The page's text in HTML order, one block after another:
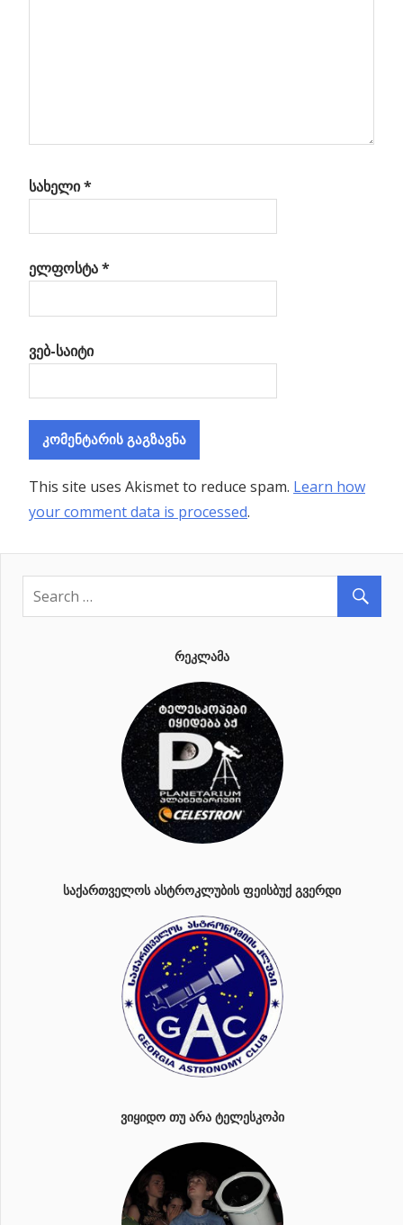
სახელი*
ელფოსტა*
ვებ-საიტი
This site uses Akismet to reduce spam. Learn how
your comment data is processed.
ᲠᲔᲙᲚᲐᲛᲐ
ᲡᲐᲥᲐᲠᲗᲕᲔᲚᲝᲡ ᲐᲡᲢᲠᲝᲙᲚᲣᲑᲘᲡ ᲤᲔᲘᲡᲑᲣᲥ ᲒᲕᲔᲠᲓᲘ
ᲕᲘᲧᲘᲓᲝ ᲗᲣ ᲐᲠᲐ ᲢᲔᲚᲔᲡᲙᲝᲞᲘ